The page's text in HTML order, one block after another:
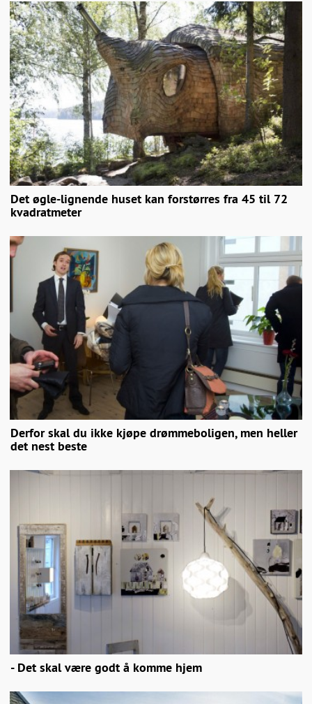
Det øgle-lignende huset kan forstørres fra 45 til 72
kvadratmeter
Derfor skal du ikke kjøpe drømmeboligen, men heller
det nest beste
- Det skal være godt å komme hjem